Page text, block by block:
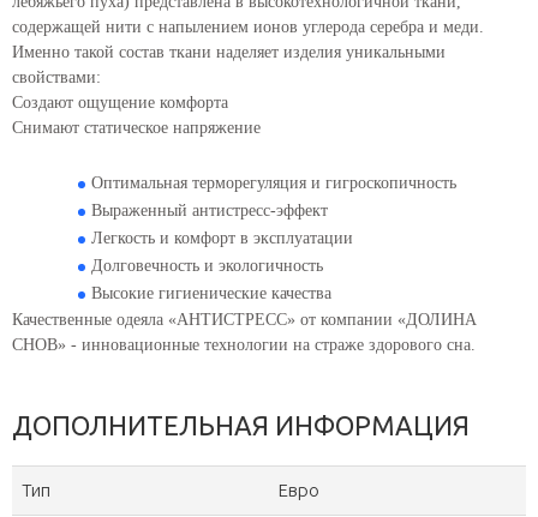
содержащей нити с напылением ионов углерода серебра и меди.
Именно такой состав ткани наделяет изделия уникальными
свойствами:
Создают ощущение комфорта
Снимают статическое напряжение
Оптимальная терморегуляция и гигроскопичность
Выраженный антистресс-эффект
Легкость и комфорт в эксплуатации
Долговечность и экологичность
Высокие гигиенические качества
Качественные одеяла «АНТИСТРЕСС» от компании «ДОЛИНА
СНОВ» - инновационные технологии на страже здорового сна.
ДОПОЛНИТЕЛЬНАЯ ИНФОРМАЦИЯ
Тип Евро